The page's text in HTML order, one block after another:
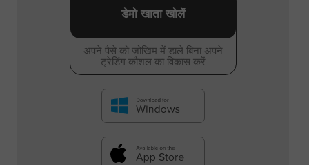
अपने पैसे को जोखिम में डाले बिना अपने
ट्रेडिंग कौशल का विकास करें
डेमो खाता खोलें